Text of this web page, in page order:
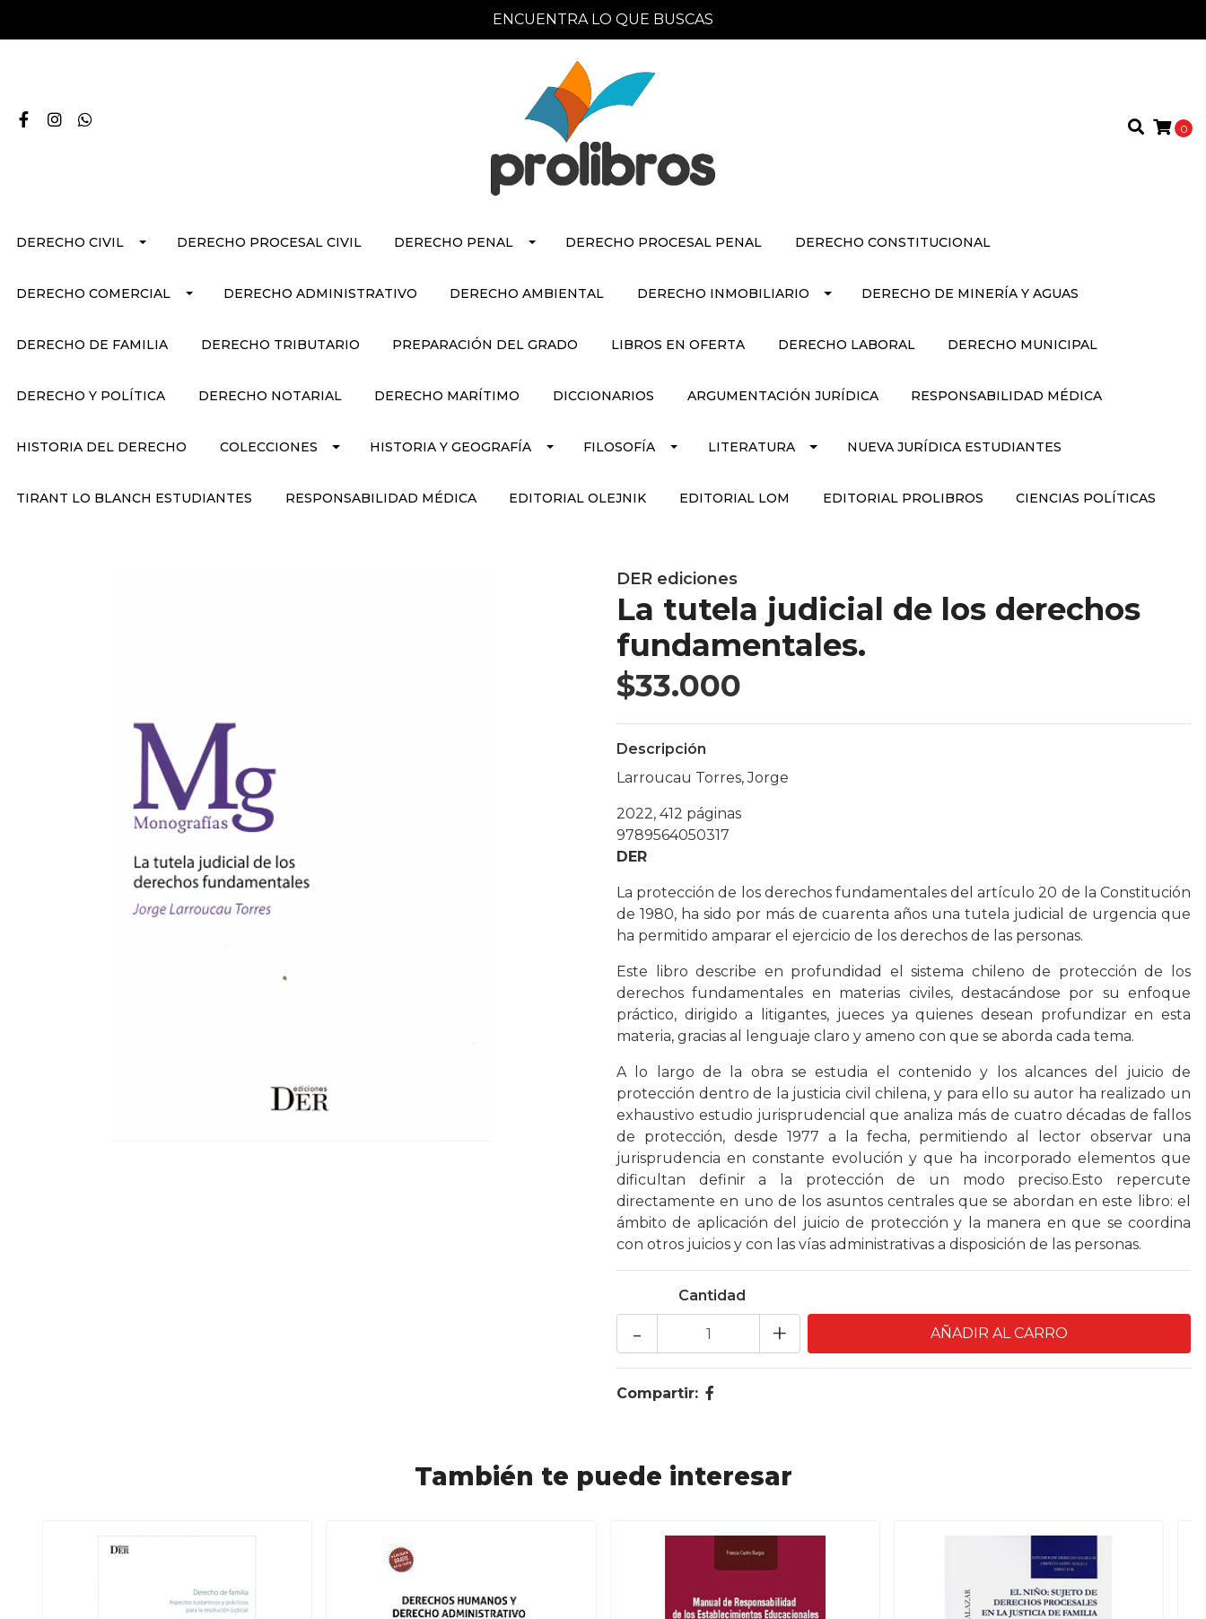
ENCUENTRA LO QUE BUSCAS
0
DERECHO CIVIL DERECHO PROCESAL CIVIL DERECHO PENAL DERECHO PROCESAL PENAL DERECHO CONSTITUCIONAL
DERECHO COMERCIAL DERECHO ADMINISTRATIVO DERECHO AMBIENTAL DERECHO INMOBILIARIO DERECHO DE MINERÍA Y AGUAS
DERECHO DE FAMILIA DERECHO TRIBUTARIO PREPARACIÓN DEL GRADO LIBROS EN OFERTA DERECHO LABORAL DERECHO MUNICIPAL
DERECHO Y POLÍTICA DERECHO NOTARIAL DERECHO MARÍTIMO DICCIONARIOS ARGUMENTACIÓN JURÍDICA RESPONSABILIDAD MÉDICA
HISTORIA DEL DERECHO COLECCIONES HISTORIA Y GEOGRAFÍA FILOSOFÍA LITERATURA NUEVA JURÍDICA ESTUDIANTES
TIRANT LO BLANCH ESTUDIANTES RESPONSABILIDAD MÉDICA EDITORIAL OLEJNIK EDITORIAL LOM EDITORIAL PROLIBROS CIENCIAS POLÍTICAS
DER ediciones
La tutela judicial de los derechos
fundamentales.
$33.000
Descripción
Larroucau Torres, Jorge
2022, 412 páginas
9789564050317
DER
La protección de los derechos fundamentales del artículo 20 de la Constitución
de 1980, ha sido por más de cuarenta años una tutela judicial de urgencia que
ha permitido amparar el ejercicio de los derechos de las personas.
Este libro describe en profundidad el sistema chileno de protección de los
derechos fundamentales en materias civiles, destacándose por su enfoque
práctico, dirigido a litigantes, jueces ya quienes desean profundizar en esta
materia, gracias al lenguaje claro y ameno con que se aborda cada tema.
A lo largo de la obra se estudia el contenido y los alcances del juicio de
protección dentro de la justicia civil chilena, y para ello su autor ha realizado un
exhaustivo estudio jurisprudencial que analiza más de cuatro décadas de fallos
de protección, desde 1977 a la fecha, permitiendo al lector observar una
jurisprudencia en constante evolución y que ha incorporado elementos que
dificultan definir a la protección de un modo preciso.Esto repercute
directamente en uno de los asuntos centrales que se abordan en este libro: el
ámbito de aplicación del juicio de protección y la manera en que se coordina
con otros juicios y con las vías administrativas a disposición de las personas.
Cantidad
+
-
Compartir:
También te puede interesar